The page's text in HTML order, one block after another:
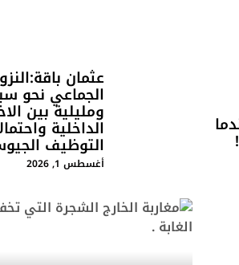
عثمان
الجماعي نحو
ومليلية بين
الداخلية
التوظيف
أغسطس 1, 2026